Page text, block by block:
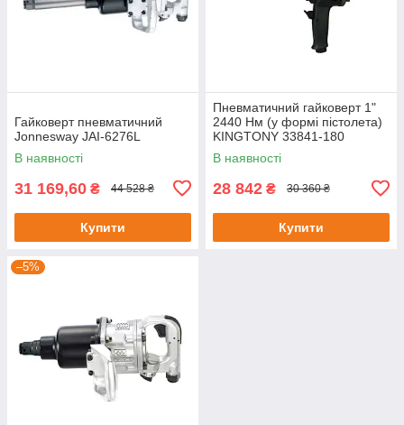
Гайковерт пневматичний
Jonnesway JAI-6276L
В наявності
31 169,60 ₴ 44 528 ₴
Купити
Пневматичний гайковерт 1"
2440 Нм (у формі пістолета)
KINGTONY 33841-180
В наявності
28 842 ₴ 30 360 ₴
Купити
–5%